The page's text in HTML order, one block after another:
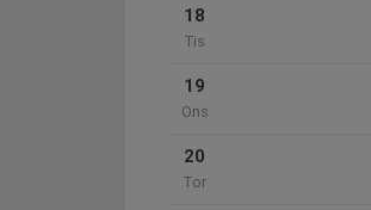
18
Tis
19
Ons
20
Tor